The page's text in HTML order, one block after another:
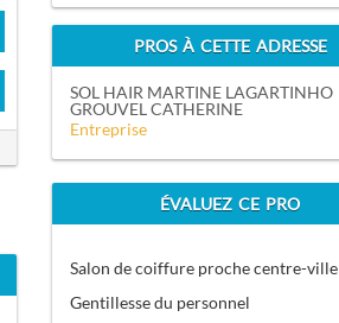
PROS À CETTE ADRESSE
SOL HAIR MARTINE LAGARTINHO
GROUVEL CATHERINE
Entreprise
ÉVALUEZ CE PRO
Salon de coiffure proche centre-ville
Gentillesse du personnel